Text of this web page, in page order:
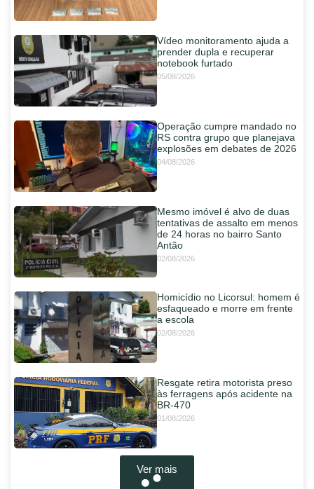
Vídeo monitoramento ajuda a
prender dupla e recuperar
notebook furtado
05/08/2026
Operação cumpre mandado no
RS contra grupo que planejava
explosões em debates de 2026
04/08/2026
Mesmo imóvel é alvo de duas
tentativas de assalto em menos
de 24 horas no bairro Santo
Antão
02/08/2026
Homicídio no Licorsul: homem é
esfaqueado e morre em frente
a escola
02/08/2026
Resgate retira motorista preso
às ferragens após acidente na
BR-470
01/08/2026
Ver mais